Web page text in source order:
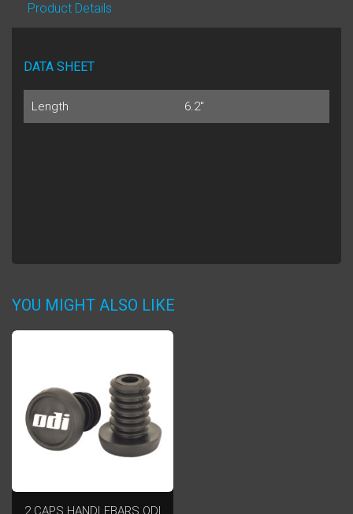
Product Details
DATA SHEET
Length 6.2"
YOU MIGHT ALSO LIKE
2 CAPS HANDLEBARS ODI